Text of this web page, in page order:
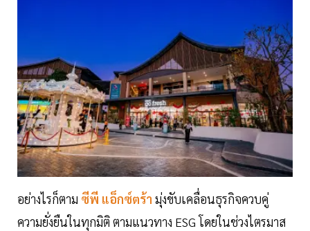
อย่างไรก็ตาม ซีพี แอ็กซ์ตร้า มุ่งขับเคลื่อนธุรกิจควบคู่
ความยั่งยืนในทุกมิติ ตามแนวทาง ESG โดยในช่วงไตรมาส